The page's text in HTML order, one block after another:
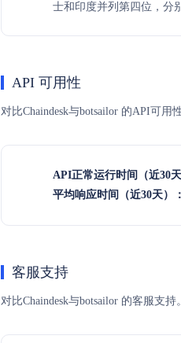
士和印度并列第四位，分
API 可用性
对比Chaindesk与botsailor 的API可
API正常运行时间（近30
平均响应时间（近30天）
客服支持
对比Chaindesk与botsailor 的客服支